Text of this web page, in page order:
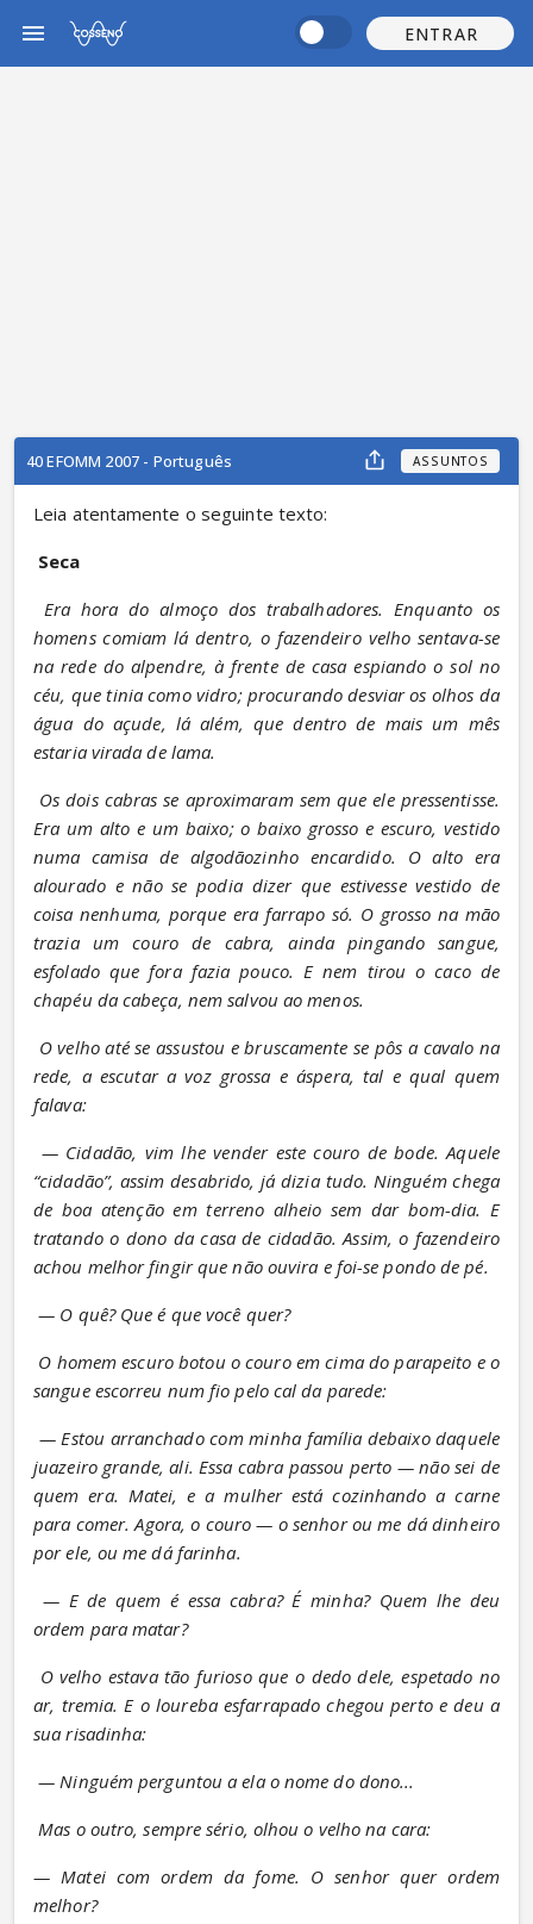
ENTRAR
40 EFOMM 2007 - Português ASSUNTOS
Leia atentamente o seguinte texto:
Seca
Era hora do almoço dos trabalhadores. Enquanto os
homens comiam lá dentro, o fazendeiro velho sentava-se
na rede do alpendre, à frente de casa espiando o sol no
céu, que tinia como vidro; procurando desviar os olhos da
água do açude, lá além, que dentro de mais um mês
estaria virada de lama.
Os dois cabras se aproximaram sem que ele pressentisse.
Era um alto e um baixo; o baixo grosso e escuro, vestido
numa camisa de algodãozinho encardido. O alto era
alourado e não se podia dizer que estivesse vestido de
coisa nenhuma, porque era farrapo só. O grosso na mão
trazia um couro de cabra, ainda pingando sangue,
esfolado que fora fazia pouco. E nem tirou o caco de
chapéu da cabeça, nem salvou ao menos.
O velho até se assustou e bruscamente se pôs a cavalo na
rede, a escutar a voz grossa e áspera, tal e qual quem
falava:
— Cidadão, vim lhe vender este couro de bode. Aquele
“cidadão”, assim desabrido, já dizia tudo. Ninguém chega
de boa atenção em terreno alheio sem dar bom-dia. E
tratando o dono da casa de cidadão. Assim, o fazendeiro
achou melhor fingir que não ouvira e foi-se pondo de pé.
— O quê? Que é que você quer?
O homem escuro botou o couro em cima do parapeito e o
sangue escorreu num fio pelo cal da parede:
— Estou arranchado com minha família debaixo daquele
juazeiro grande, ali. Essa cabra passou perto — não sei de
quem era. Matei, e a mulher está cozinhando a carne
para comer. Agora, o couro — o senhor ou me dá dinheiro
por ele, ou me dá farinha.
— E de quem é essa cabra? É minha? Quem lhe deu
ordem para matar?
O velho estava tão furioso que o dedo dele, espetado no
ar, tremia. E o loureba esfarrapado chegou perto e deu a
sua risadinha:
— Ninguém perguntou a ela o nome do dono...
Mas o outro, sempre sério, olhou o velho na cara:
— Matei com ordem da fome. O senhor quer ordem
melhor?